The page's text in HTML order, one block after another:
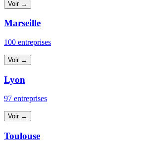
Voir →
Marseille
100 entreprises
Voir →
Lyon
97 entreprises
Voir →
Toulouse